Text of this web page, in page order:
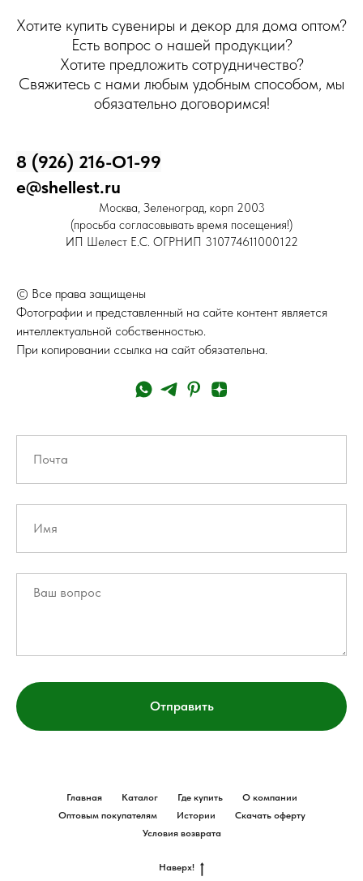
Хотите купить сувениры и декор для дома оптом?
Есть вопрос о нашей продукции?
Хотите предложить сотрудничество?
Свяжитесь с нами любым удобным способом, мы
обязательно договоримся!
8 (926) 216-О1-99
e@shellest.ru
Москва, Зеленоград, корп 2003
(просьба согласовывать время посещения!)
ИП Шелест Е.С. ОГРНИП 310774611000122
© Все права защищены
Фотографии и представленный на сайте контент является
интеллектуальной собственностью.
При копировании ссылка на сайт обязательна.
Отправить
Главная Каталог Где купить
О компании
Оптовым покупателям
Истории
Скачать оферту
Условия возврата
Наверх!